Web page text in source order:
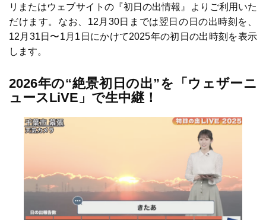
リまたはウェブサイトの『初日の出情報』よりご利用いた
だけます。なお、12月30日までは翌日の日の出時刻を、
12月31日〜1月1日にかけて2025年の初日の出時刻を表示
します。
2026年の“絶景初日の出”を「ウェザーニ
ュースLiVE」で生中継！